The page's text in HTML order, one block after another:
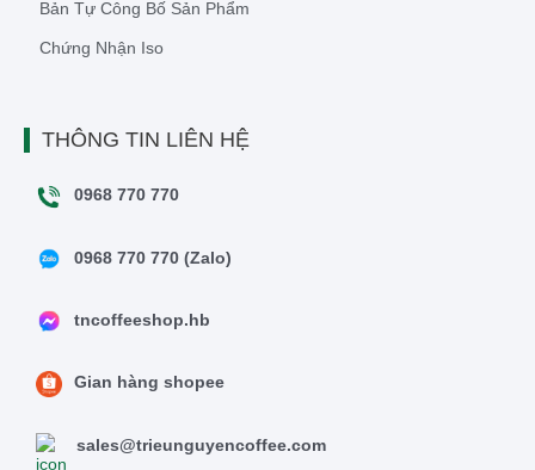
Bản Tự Công Bố Sản Phẩm
Chứng Nhận Iso
THÔNG TIN LIÊN HỆ
0968 770 770
0968 770 770 (Zalo)
tncoffeeshop.hb
Gian hàng shopee
sales@trieunguyencoffee.com